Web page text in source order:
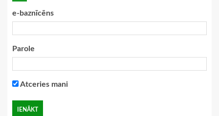
e-baznīcēns
Parole
Atceries mani